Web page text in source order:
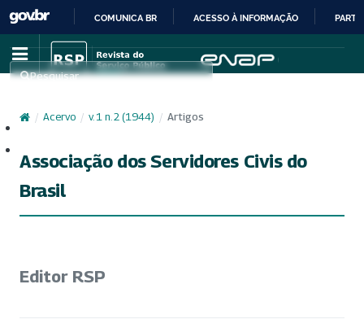
IR
PARA
CONTEÚDO
COMUNICA BR ACESSO À INFORMAÇÃO
Pesquisar
/ Acervo / v. 1 n. 2 (1944) / Artigos
Associação dos Servidores Civis do
Brasil
Editor RSP